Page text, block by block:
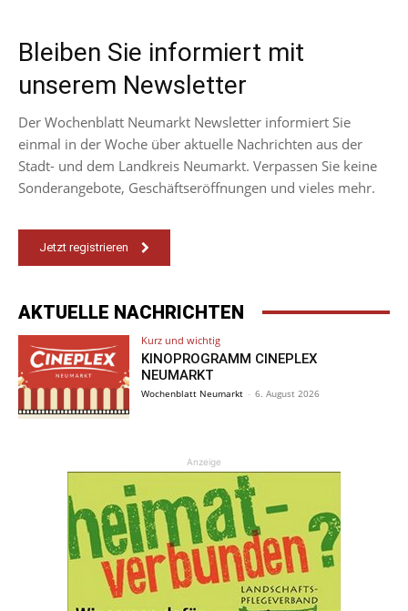
Bleiben Sie informiert mit
unserem Newsletter
Der Wochenblatt Neumarkt Newsletter informiert Sie
einmal in der Woche über aktuelle Nachrichten aus der
Stadt- und dem Landkreis Neumarkt. Verpassen Sie keine
Sonderangebote, Geschäftseröffnungen und vieles mehr.
Jetzt registrieren
AKTUELLE NACHRICHTEN
Kurz und wichtig
KINOPROGRAMM CINEPLEX
NEUMARKT
Wochenblatt Neumarkt - 6. August 2026
Anzeige